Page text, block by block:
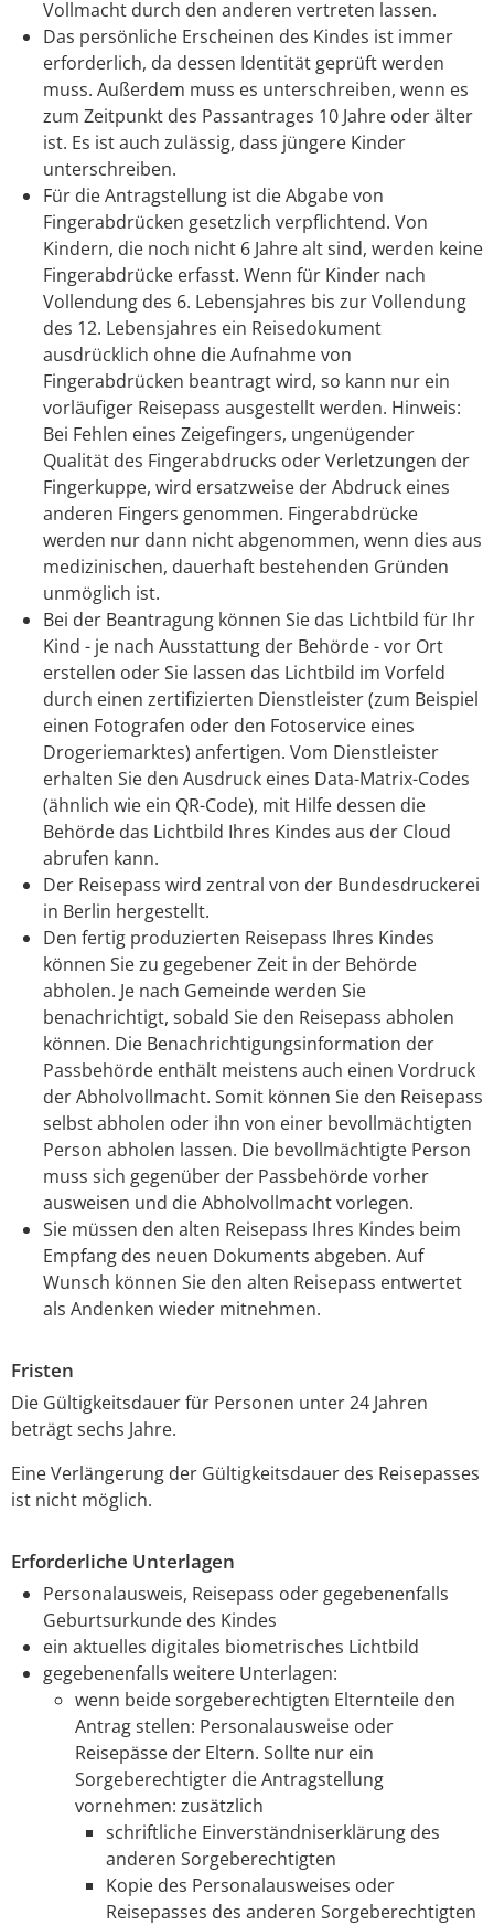
Vollmacht durch den anderen vertreten lassen.
Das persönliche Erscheinen des Kindes ist immer
erforderlich, da dessen Identität geprüft werden
muss. Außerdem muss es unterschreiben, wenn es
zum Zeitpunkt des Passantrages 10 Jahre oder älter
ist. Es ist auch zulässig, dass jüngere Kinder
unterschreiben.
Für die Antragstellung ist die Abgabe von
Fingerabdrücken gesetzlich verpflichtend. Von
Kindern, die noch nicht 6 Jahre alt sind, werden keine
Fingerabdrücke erfasst. Wenn für Kinder nach
Vollendung des 6. Lebensjahres bis zur Vollendung
des 12. Lebensjahres ein Reisedokument
ausdrücklich ohne die Aufnahme von
Fingerabdrücken beantragt wird, so kann nur ein
vorläufiger Reisepass ausgestellt werden. Hinweis:
Bei Fehlen eines Zeigefingers, ungenügender
Qualität des Fingerabdrucks oder Verletzungen der
Fingerkuppe, wird ersatzweise derAbdruck eines
anderen Fingers genommen. Fingerabdrücke
werden nur dann nicht abgenommen, wenn dies aus
medizinischen, dauerhaft bestehenden Gründen
unmöglich ist.
Bei der Beantragung können Sie das Lichtbild für Ihr
Kind - je nach Ausstattung der Behörde - vor Ort
erstellen oder Sie lassen das Lichtbild im Vorfeld
durch einen zertifizierten Dienstleister (zum Beispiel
einen Fotografen oder den Fotoservice eines
Drogeriemarktes) anfertigen. Vom Dienstleister
erhalten Sie den Ausdruck eines Data-Matrix-Codes
(ähnlich wie ein QR-Code), mit Hilfe dessen die
Behörde das Lichtbild Ihres Kindes aus der Cloud
abrufen kann.
Der Reisepass wird zentral von der Bundesdruckerei
in Berlin hergestellt.
Den fertig produzierten Reisepass Ihres Kindes
können Sie zu gegebener Zeit in der Behörde
abholen. Je nach Gemeinde werden Sie
benachrichtigt, sobald Sie den Reisepass abholen
können. Die Benachrichtigungsinformation der
Passbehörde enthält meistens auch einen Vordruck
der Abholvollmacht. Somit können Sie den Reisepass
selbst abholen oder ihn von einer bevollmächtigten
Person abholen lassen. Die bevollmächtigte Person
muss sich gegenüber der Passbehörde vorher
ausweisen und die Abholvollmacht vorlegen.
Sie müssen den alten Reisepass Ihres Kindes beim
Empfang des neuen Dokuments abgeben. Auf
Wunsch können Sie den alten Reisepass entwertet
als Andenken wieder mitnehmen.
Fristen
Die Gültigkeitsdauerfür Personen unter 24 Jahren
beträgt sechs Jahre.
Eine Verlängerung der Gültigkeitsdauer des Reisepasses
ist nicht möglich.
Erforderliche Unterlagen
Personalausweis, Reisepass oder gegebenenfalls
Geburtsurkunde des Kindes
ein aktuelles digitales biometrisches Lichtbild
gegebenenfalls weitere Unterlagen:
wenn beide sorgeberechtigten Elternteile den
Antrag stellen: Personalausweise oder
Reisepässe der Eltern. Sollte nur ein
Sorgeberechtigter die Antragstellung
vornehmen: zusätzlich
schriftliche Einverständniserklärung des
anderen Sorgeberechtigten
Kopie des Personalausweises oder
Reisepasses des anderen Sorgeberechtigten